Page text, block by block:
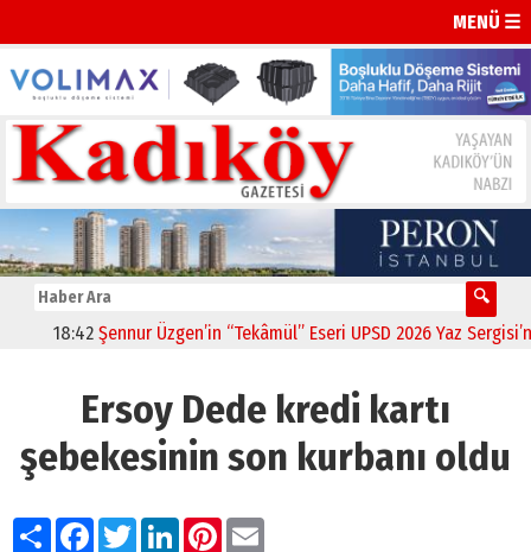
MENÜ ☰
18:42 Şennur Üzgen’in “Tekâmül” Eseri UPSD 2026 Yaz
Ersoy Dede kredi kartı
şebekesinin son kurbanı oldu
PaylaşFacebook
TwitterLinkedIn
Pinterest
Email